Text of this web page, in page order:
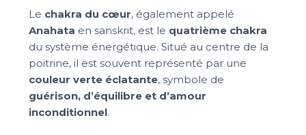
Le chakra du cœur, également appelé
Anahata en sanskrit, est le quatrième chakra
du système énergétique. Situé au centre de la
poitrine, il est souvent représenté par une
couleur verte éclatante, symbole de
guérison, d’équilibre et d’amour
inconditionnel.